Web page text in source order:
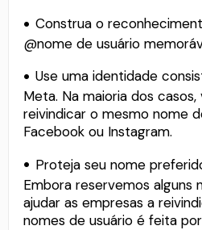
Construa o
@nome de usuário
Use uma identidade
Meta. Na maioria dos
reivindicar o mesmo nome
Facebook ou Instagram.
Proteja seu nome
Embora reservemos alguns
ajudar as empresas a
nomes de usuário é feita